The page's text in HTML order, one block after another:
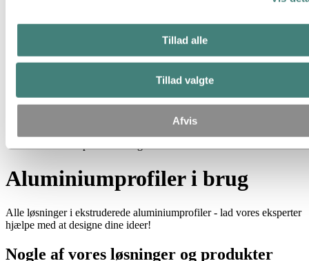
Tillad alle
Tillad valgte
Afvis
Pæle
Bauxit & aluminiumoxid
Industrier vi leverer til
Aluminium
Aluminiumprofiler i brug
Alle løsninger i ekstruderede aluminiumprofiler - lad vores eksperter
hjælpe med at designe dine ideer!
Nogle af vores løsninger og produkter